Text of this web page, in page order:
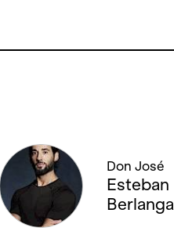
Don José
Esteban
Berlanga